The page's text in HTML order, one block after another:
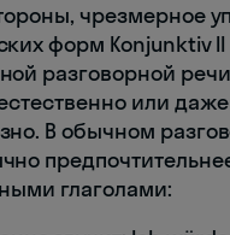
чрезмерное
форм Konjunktiv II
разговорной
или даже
В обычном
глаголами: